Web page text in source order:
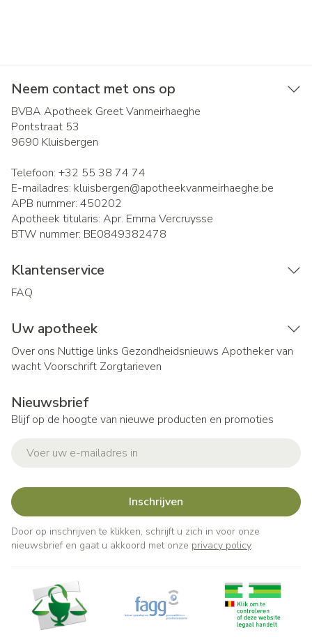
Neem contact met ons op
BVBA Apotheek Greet Vanmeirhaeghe
Pontstraat 53
9690 Kluisbergen
Telefoon: +32 55 38 74 74
E-mailadres: kluisbergen@apotheekvanmeirhaeghe.be
APB nummer: 450202
Apotheek titularis: Apr. Emma Vercruysse
BTW nummer: BE0849382478
Klantenservice
FAQ
Uw apotheek
Over ons Nuttige links Gezondheidsnieuws Apotheker van
wachtVoorschrift Zorgtarieven
Nieuwsbrief
Blijf op de hoogte van nieuwe producten en promoties
Inschrijven
Door op inschrijven te klikken, schrijft u zich in voor onze
nieuwsbrief en gaat u akkoord met onze privacy policy.